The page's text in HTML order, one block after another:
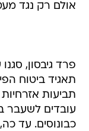
אולם רק נגד
תאגיד ביטוח
תביעות
עובדים לשעבר
כבונוסים. עד